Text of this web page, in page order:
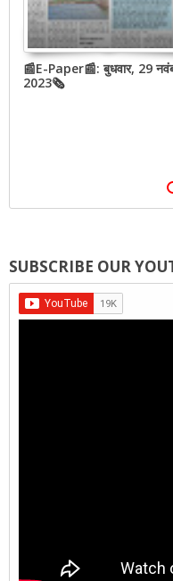
📰E-Paper📰: बुधवार, 29
2023🗞
SUBSCRIBE OUR